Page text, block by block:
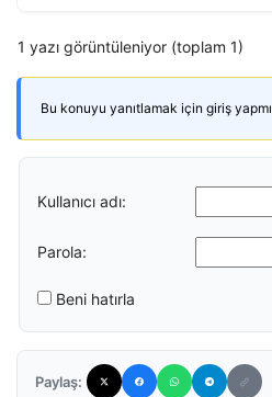
1 yazı görüntüleniyor (toplam 1)
Bu konuyu yanıtlamak için giriş
Kullanıcı adı:
Parola:
Beni hatırla
Paylaş: